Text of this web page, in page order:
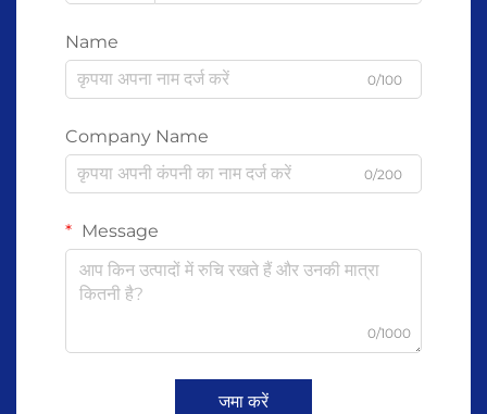
Name
0/100
Company Name
0/200
Message
0/1000
जमा करें